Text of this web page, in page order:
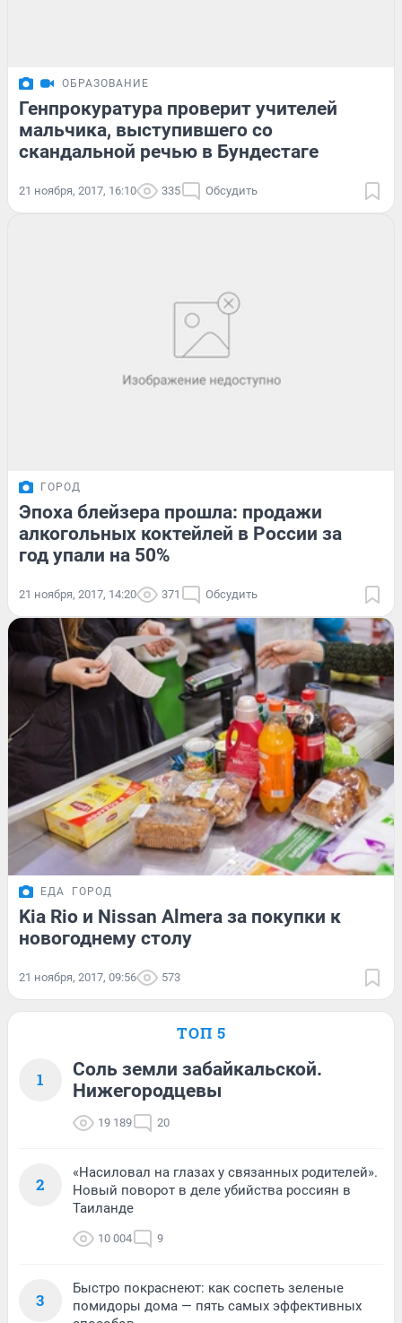
ОБРАЗОВАНИЕ
Генпрокуратура проверит учителей
мальчика, выступившего со
скандальной речью в Бундестаге
21 ноября, 2017, 16:10 335 Обсудить
ГОРОД
Эпоха блейзера прошла: продажи
алкогольных коктейлей в России за
год упали на 50%
21 ноября, 2017, 14:20 371 Обсудить
ЕДА ГОРОД
Kia Rio и Nissan Almera за покупки к
новогоднему столу
21 ноября, 2017, 09:56 573
ТОП 5
1
Соль земли забайкальской.
Нижегородцевы
19 189 20
2
«Насиловал на глазах у связанных родителей».
Новый поворот в деле убийства россиян в
Таиланде
10 004 9
3
Быстро покраснеют: как соспеть зеленые
помидоры дома — пять самых эффективных